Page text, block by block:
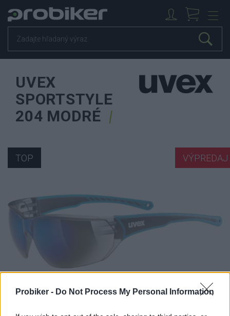
Probiker - Do Not Process My Personal Information
UVEX
SPORTSTYLE
204 MODRÉ
VÝPREDAJ
TOP